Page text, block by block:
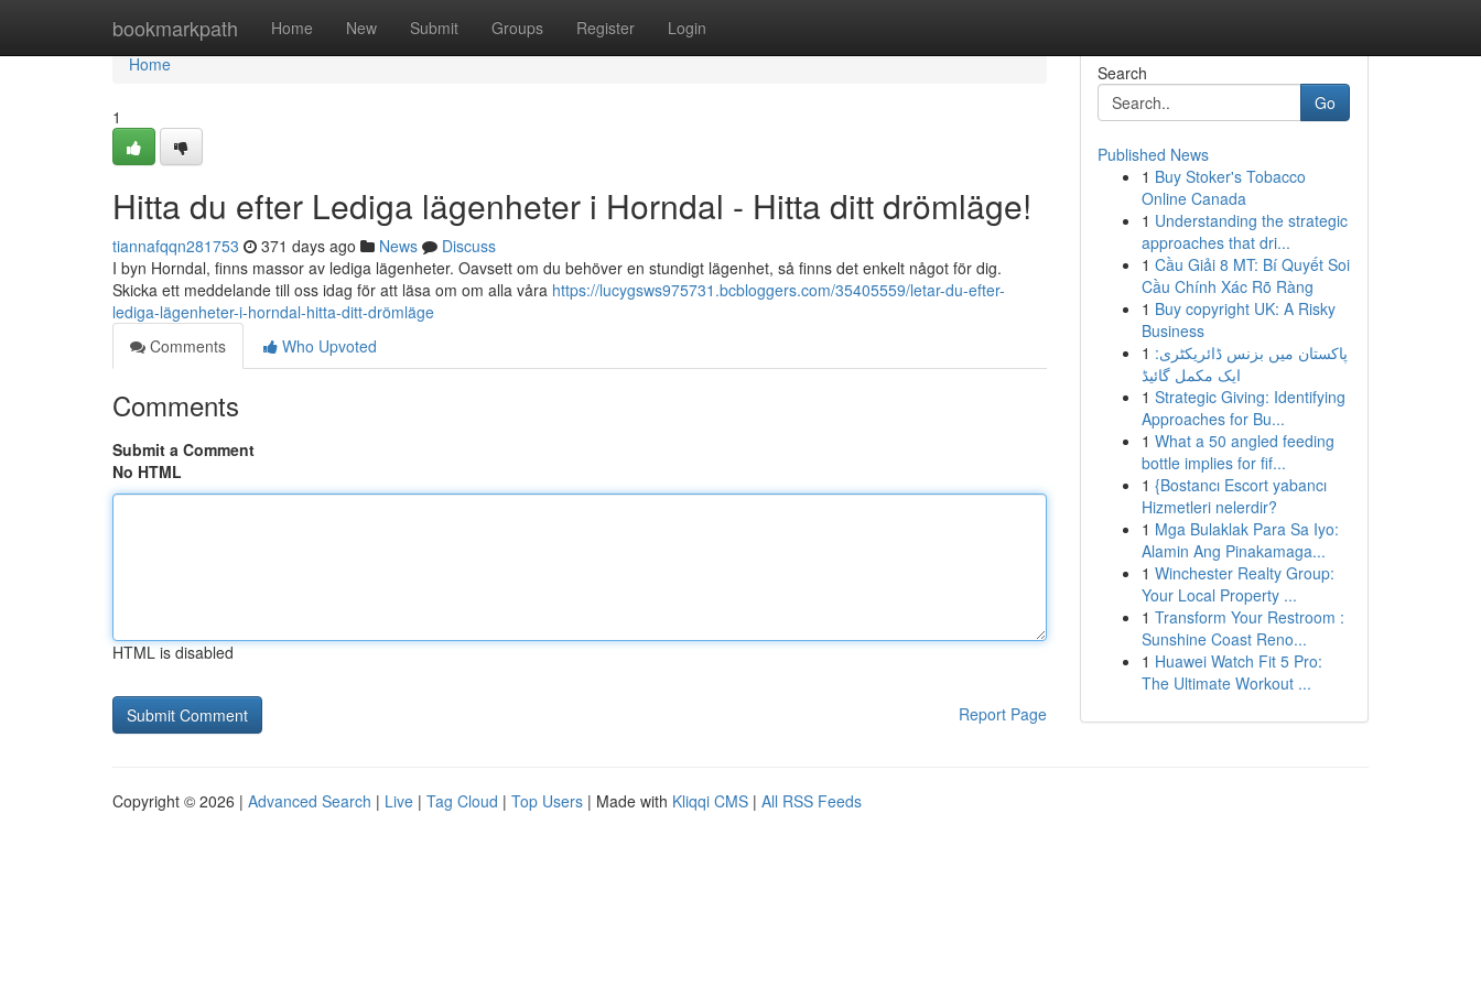
bookmarkpath Home New Submit Groups Register Login
Home
Home
1
Hitta du efter Lediga lägenheter i Horndal - Hitta ditt drömläge!
tiannafqqn281753 371 days ago News
Discuss
I byn Horndal, finns massor av lediga lägenheter. Oavsett om du behöver en stundigt lägenhet, så finns det enkelt något för dig.
Skicka ett meddelande till oss idag för att läsa om om alla våra https://lucygsws975731.bcbloggers.com/35405559/letar-du-efter-
lediga-lägenheter-i-horndal-hitta-ditt-drömläge
Comments
Who Upvoted
Comments
Submit a Comment
No HTML
HTML is disabled
Report Page
Search
Go
Published News
1 Buy Stoker's Tobacco
Online Canada
1 Understanding the strategic
approaches that dri...
1 Cầu Giải 8 MT: Bí Quyết Soi
Cầu Chính Xác Rõ Ràng
1 Buy copyright UK: A Risky
Business
1 پاکستان میں بزنس ڈائریکٹری:
ایک مکمل گائیڈ
1 Strategic Giving: Identifying
Approaches for Bu...
1 What a 50 angled feeding
bottle implies for fif...
1 {Bostancı Escort yabancı
Hizmetleri nelerdir?
1 Mga Bulaklak Para Sa Iyo:
Alamin Ang Pinakamaga...
1 Winchester Realty Group:
Your Local Property ...
1 Transform Your Restroom :
Sunshine Coast Reno...
1 Huawei Watch Fit 5 Pro:
The Ultimate Workout ...
Copyright © 2026 | Advanced Search | Live | Tag Cloud | Top Users | Made with Kliqqi CMS | All RSS Feeds